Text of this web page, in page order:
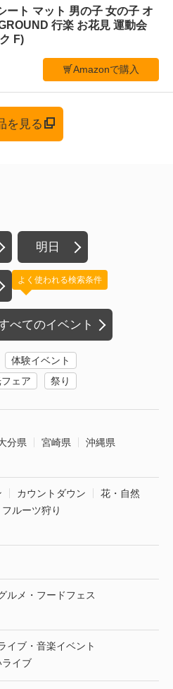
ート マット 男の子 女の子 オ
行楽 お花見 運動会
F)
Amazonで購入
を見る
明日
べてのイベント
よく使われる検索条件
体験イベント
ェア
祭り
分県 宮崎県
沖縄県
カウントダウン
花・自然
ルーツ狩り
ルメ・フードフェス
イブ・音楽イベント
イブ